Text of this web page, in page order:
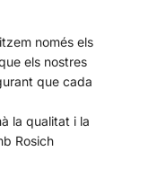
només els
els nostres
que cada
la qualitat i la
Rosich